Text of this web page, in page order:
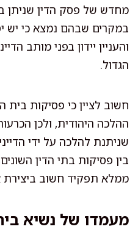
מחדש של פסק הדין שניתן
במקרים שבהם נמצא כי יש
והעניין יידון בפני מותב
הגדול.
חשוב לציין כי פסיקות בית
ההלכה היהודית, ולכן
שניתנת להלכה על ידי
בין פסיקות בתי הדין
ממלא תפקיד חשוב ביצירת
מעמדו של נשיא